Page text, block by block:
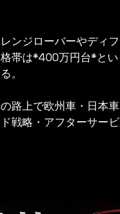
ンジローバーやディフ
帯は*400万円台*とい
。
路上で欧州車・日本車
戦略・アフターサービ